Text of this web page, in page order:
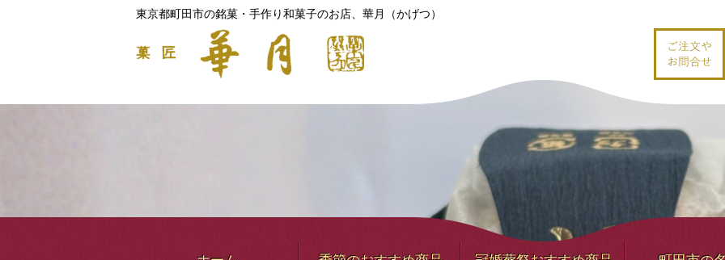
東京都町田市の銘菓・手作り和菓子のお店、華月（かげつ）